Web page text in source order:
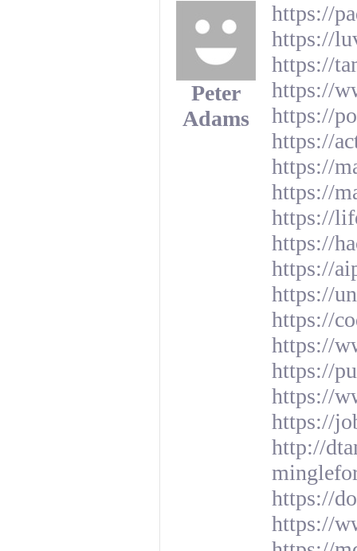
Peter
Adams
https://
https://
https://
https://
https://
https://
https://
https://
https://
https://
https://
https://
https://
https://
https://
https://
https://
http://
https://
https://